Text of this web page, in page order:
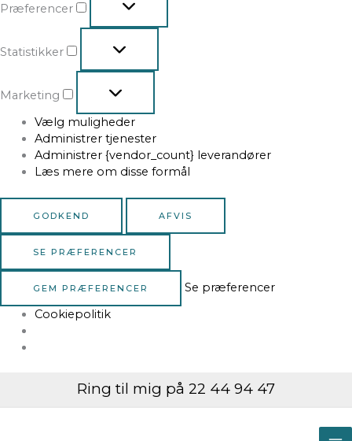
Præferencer
Statistikker
Marketing
Vælg muligheder
Administrer tjenester
Administrer {vendor_count} leverandører
Læs mere om disse formål
GODKEND AFVIS
SE PRÆFERENCER
GEM PRÆFERENCER
Se præferencer
Cookiepolitik
Ring til mig på 22 44 94 47